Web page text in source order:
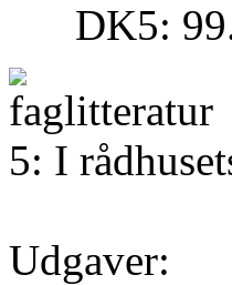
DK5:
5: I
Udgaver: